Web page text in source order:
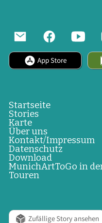
App Store
Startseite
Stories
Karte
Über uns
Kontakt/Impressum
Datenschutz
Download
MunichArtToGo in
Touren
Zufällige Story ansehen